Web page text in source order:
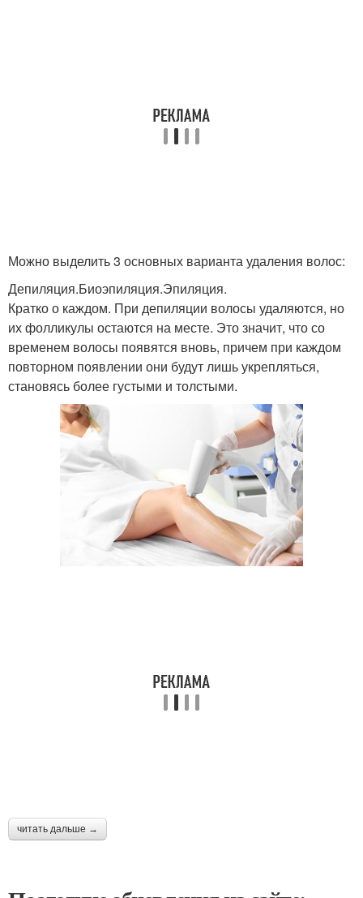
Можно выделить 3 основных варианта удаления волос:
Депиляция.Биоэпиляция.Эпиляция.
Кратко о каждом. При депиляции волосы удаляются, но
их фолликулы остаются на месте. Это значит, что со
временем волосы появятся вновь, причем при каждом
повторном появлении они будут лишь укрепляться,
становясь более густыми и толстыми.
читать дальше →